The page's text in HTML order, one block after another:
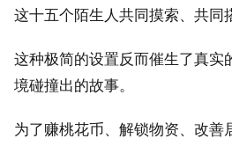
这十五个陌生人共同摸索、共同
这种极简的设置反而催生了真实
境碰撞出的故事。
为了赚桃花币、解锁物资、改善